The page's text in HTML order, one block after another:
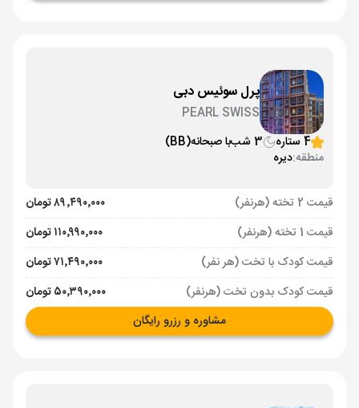
پرل سوئیس دبی
PEARL SWISS
4 ستاره
3 شب با صبحانه(BB)
منطقه:دیره
قیمت 2 تخته (هرنفر)
۸۹٬۴۹۰٬۰۰۰ تومان
قیمت 1 تخته (هرنفر)
۱۱۰٬۹۹۰٬۰۰۰ تومان
قیمت کودک با تخت (هر نفر)
۷۱٬۴۹۰٬۰۰۰ تومان
قیمت کودک بدون تخت (هرنفر)
۵۰٬۳۹۰٬۰۰۰ تومان
مشاوره و رزرو رایگان